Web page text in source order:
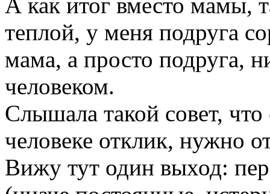
теплой, у меня подруга
мама, а просто подруга,
человеком.
Слышала такой совет,
человеке отклик, нужно
Вижу тут один выход: